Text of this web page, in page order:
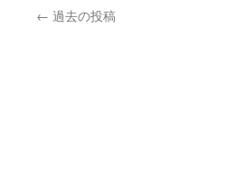
← 過去の投稿